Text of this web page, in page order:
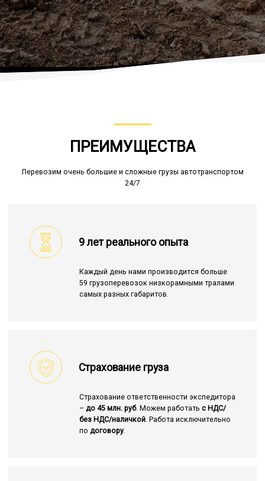
ПРЕИМУЩЕСТВА
Перевозим очень большие и сложные грузы автотранспортом
24/7
9 лет реального опыта
Каждый день нами производится больше
59 грузоперевозок низкорамными тралами
самых разных габаритов.
Страхование груза
Страхование ответственности экспедитора
– до 45 млн. руб. Можем работать с НДС/
без НДС/наличкой. Работа исключительно
по договору.